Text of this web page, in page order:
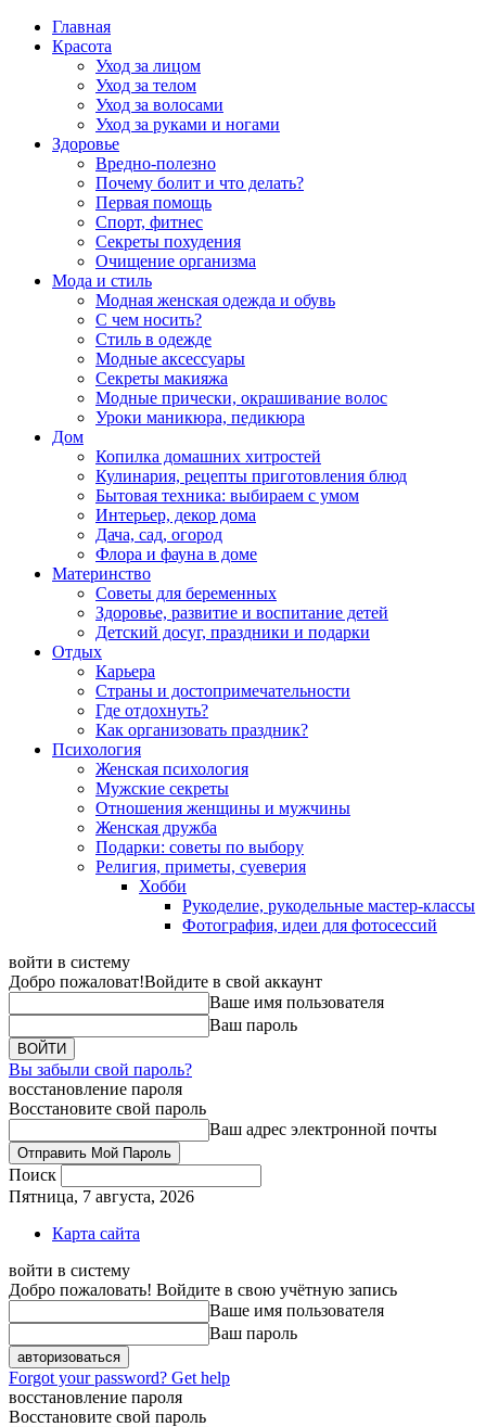
Главная
Красота
Уход за лицом
Уход за телом
Уход за волосами
Уход за руками и ногами
Здоровье
Вредно-полезно
Почему болит и что делать?
Первая помощь
Спорт, фитнес
Секреты похудения
Очищение организма
Мода и стиль
Модная женская одежда и обувь
С чем носить?
Стиль в одежде
Модные аксессуары
Секреты макияжа
Модные прически, окрашивание волос
Уроки маникюра, педикюра
Дом
Копилка домашних хитростей
Кулинария, рецепты приготовления блюд
Бытовая техника: выбираем с умом
Интерьер, декор дома
Дача, сад, огород
Флора и фауна в доме
Материнство
Советы для беременных
Здоровье, развитие и воспитание детей
Детский досуг, праздники и подарки
Отдых
Карьера
Страны и достопримечательности
Где отдохнуть?
Как организовать праздник?
Психология
Женская психология
Мужские секреты
Отношения женщины и мужчины
Женская дружба
Подарки: советы по выбору
Религия, приметы, суеверия
Хобби
Рукоделие, рукодельные мастер-классы
Фотография, идеи для фотосессий
войти в систему
Добро пожаловат!Войдите в свой аккаунт
Ваше имя пользователя
Ваш пароль
Вы забыли свой пароль?
восстановление пароля
Восстановите свой пароль
Ваш адрес электронной почты
Поиск
Пятница, 7 августа, 2026
Карта сайта
войти в систему
Добро пожаловать! Войдите в свою учётную запись
Ваше имя пользователя
Ваш пароль
Forgot your password? Get help
восстановление пароля
Восстановите свой пароль